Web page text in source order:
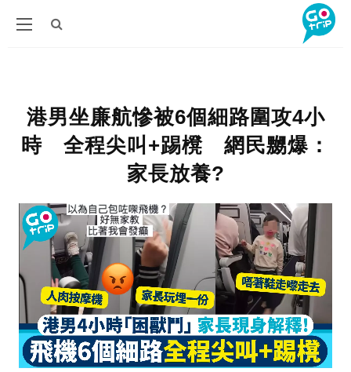
港男坐廉航慘被6個細路圍攻4小
時 全程尖叫+踢櫈 網民嬲爆：
家長放養?